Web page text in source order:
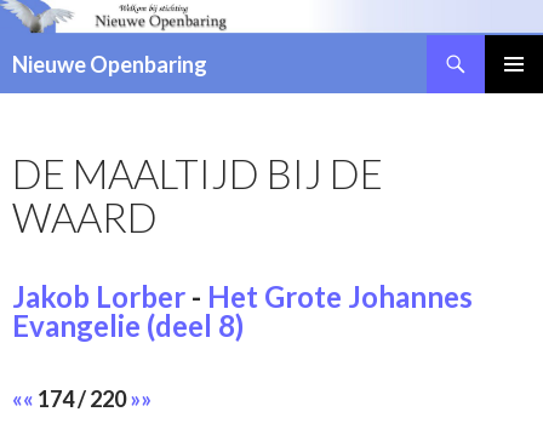
Nieuwe Openbaring
SPRINGEN
DE MAALTIJD BIJ DE
WAARD
Jakob Lorber - Het Grote Johannes
Evangelie (deel 8)
«« 174 / 220»»